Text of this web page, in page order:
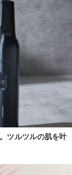
ツルツルの肌を叶